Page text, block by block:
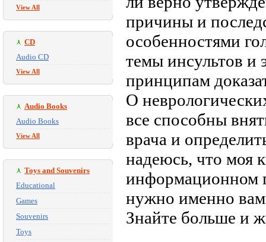
View All
CD
Audio CD
View All
Audio Books
Audio Books
View All
Toys and Souvenirs
Educational
Games
Souvenirs
Toys
причины и
особенностями
темы инсультов и
принципам
О
все способны
врача и
надеюсь, что моя
информационном
нужно именно вам
Знайте больше и